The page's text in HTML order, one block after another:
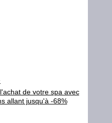
de votre spa avec
allant jusqu'à -68%